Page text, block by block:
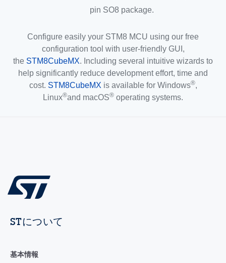
pin SO8 package.
Configure easily your STM8 MCU using our free
configuration tool with user-friendly GUI,
the STM8CubeMX. Including several intuitive wizards to
help significantly reduce development effort, time and
cost. STM8CubeMX is available for Windows®,
Linux®and macOS® operating systems.
STについて
基本情報